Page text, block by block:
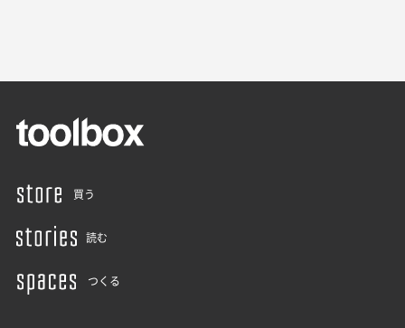
買う
読む
つくる